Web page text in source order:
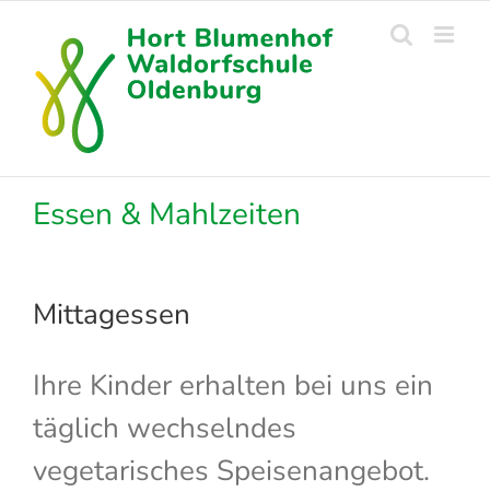
springen
Essen & Mahlzeiten
Mittagessen
Ihre Kinder erhalten bei uns ein
täglich wechselndes
vegetarisches Speisenangebot.